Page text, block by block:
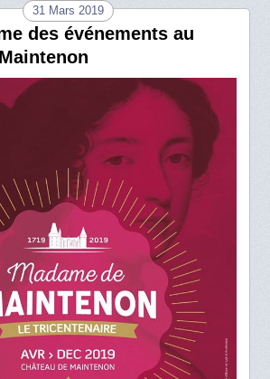
31 Mars 2019
des événements au